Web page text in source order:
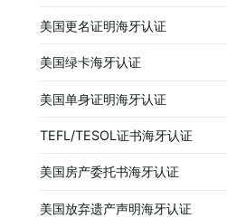
美国更名证明海牙认证
美国绿卡海牙认证
美国单身证明海牙认证
TEFL/TESOL证书海牙认证
美国房产委托书海牙认证
美国放弃遗产声明海牙认证